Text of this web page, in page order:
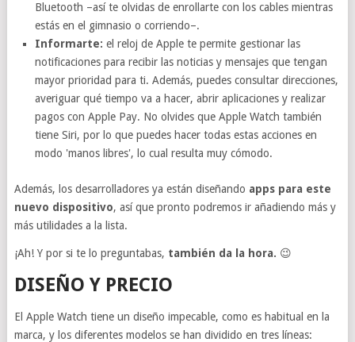
Bluetooth –así te olvidas de enrollarte con los cables mientras
estás en el gimnasio o corriendo–.
Informarte: el reloj de Apple te permite gestionar las
notificaciones para recibir las noticias y mensajes que tengan
mayor prioridad para ti. Además, puedes consultar direcciones,
averiguar qué tiempo va a hacer, abrir aplicaciones y realizar
pagos con Apple Pay. No olvides que Apple Watch también
tiene Siri, por lo que puedes hacer todas estas acciones en
modo 'manos libres', lo cual resulta muy cómodo.
Además, los desarrolladores ya están diseñando apps para este
nuevo dispositivo, así que pronto podremos ir añadiendo más y
más utilidades a la lista.
¡Ah! Y por si te lo preguntabas, también da la hora. 😉
DISEÑO Y PRECIO
El Apple Watch tiene un diseño impecable, como es habitual en la
marca, y los diferentes modelos se han dividido en tres líneas: